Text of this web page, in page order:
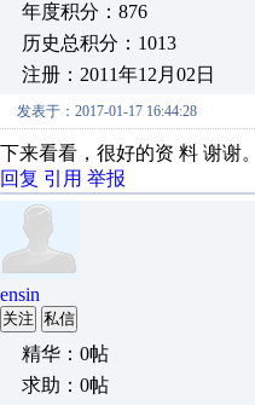
年度积分：876
历史总积分：1013
注册：2011年12月02日
发表于：2017-01-17 16:44:28
下来看看，很好的资 料 谢谢。
回复 引用 举报
ensin
关注 私信
精华：0帖
求助：0帖